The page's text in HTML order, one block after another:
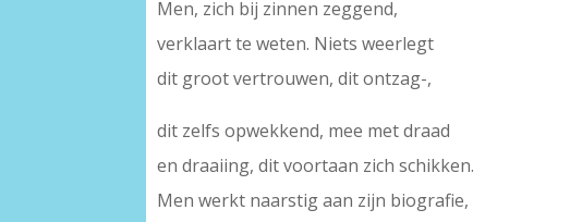
Men, zich bij zinnen zeggend,
verklaart te weten. Niets weerlegt
dit groot vertrouwen, dit ontzag-,
dit zelfs opwekkend, mee met draad
en draaiing, dit voortaan zich schikken.
Men werkt naarstig aan zijn biografie,